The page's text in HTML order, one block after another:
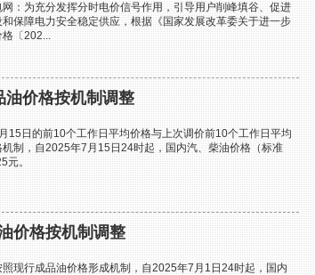
：为充分发挥分时电价信号作用，引导用户削峰填谷、促进
保障电力安全稳定供应，根据《国家发展改革委关于进一步
〔202...
油价格按机制调整
15日的前10个工作日平均价格与上次调价前10个工作日平均
制，自2025年7月15日24时起，国内汽、柴油价格（标准
元。
价格按机制调整
现行成品油价格形成机制，自2025年7月1日24时起，国内